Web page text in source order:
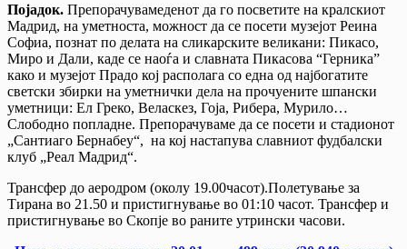
Појадок. Препорачувамеденот да го посветите на кралскиот
Мадрид, на уметноста, можност да се посети музејот Реина
Софиа, познат по делата на сликарските великани: Пикасо,
Миро и Дали, каде се наоѓа и славната Пикасова “Герника”
како и музејот Прадо кој располага со една од најбогатите
светски збирки на уметнички дела на прочуените шпански
уметници: Ел Греко, Веласкез, Гоја, Рибера, Мурило…
Слободно попладне. Препорачуваме да се посети и стадионот
„Сантиаго Бернабеу“, на кој настапува славниот фудбалски
клуб „Реал Мадрид“.
Трансфер до аеродром (околу 19.00часот).Полетување за
Тирана во 21.50 и пристигнување во 01:10 часот. Трансфер и
пристигнување во Скопје во раните утрински часови.